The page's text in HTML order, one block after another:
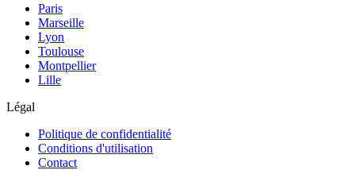
Paris
Marseille
Lyon
Toulouse
Montpellier
Lille
Légal
Politique de confidentialité
Conditions d'utilisation
Contact